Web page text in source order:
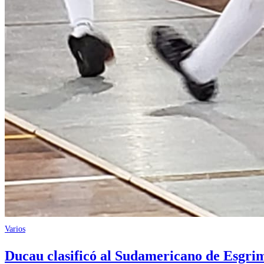
Varios
Ducau clasificó al Sudamericano de